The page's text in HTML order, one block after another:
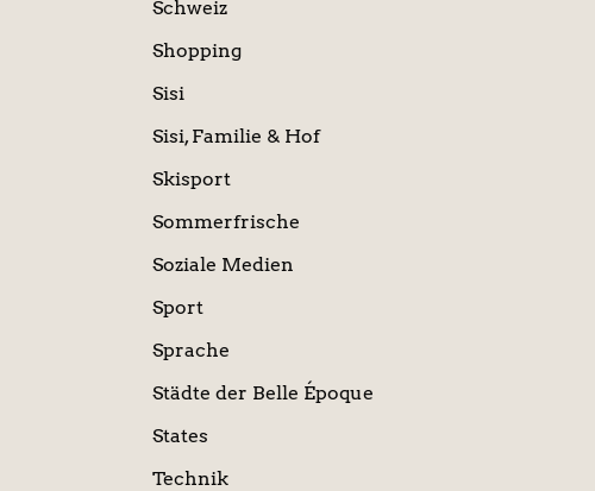
Schweiz
Shopping
Sisi
Sisi, Familie & Hof
Skisport
Sommerfrische
Soziale Medien
Sport
Sprache
Städte der Belle Époque
States
Technik